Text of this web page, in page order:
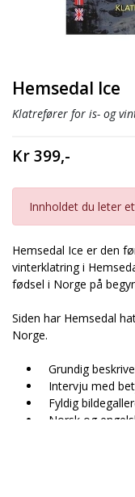
Hemsedal Ice
Klatrefører for is- og
Kr 399,-
Innholdet du leter
Hemsedal Ice er den
vinterklatring i
fødsel i Norge på
Siden har Hemsedal
Norge.
Grundig
Intervju med
Fyldig
Norsk og